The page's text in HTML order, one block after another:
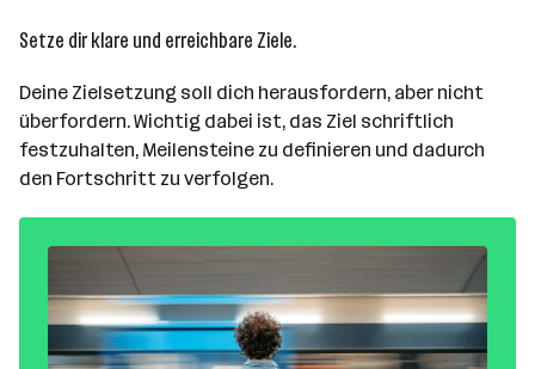
Setze dir klare und erreichbare Ziele.
Deine Zielsetzung soll dich herausfordern, aber nicht
überfordern. Wichtig dabei ist, das Ziel schriftlich
festzuhalten, Meilensteine zu definieren und dadurch
den Fortschritt zu verfolgen.